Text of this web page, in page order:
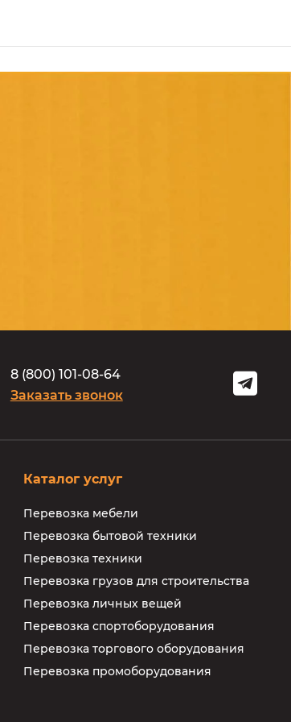
8 (800) 101-08-64
Заказать звонок
Каталог услуг
Перевозка мебели
Перевозка бытовой техники
Перевозка техники
Перевозка грузов для строительства
Перевозка личных вещей
Перевозка спортоборудования
Перевозка торгового оборудования
Перевозка промоборудования